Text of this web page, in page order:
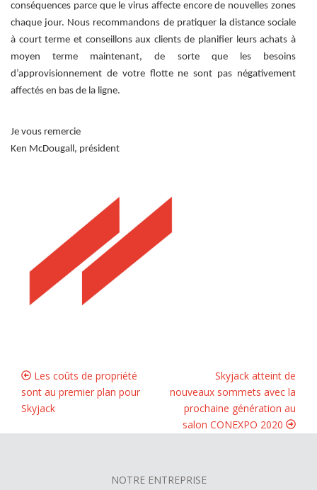
conséquences parce que le virus affecte encore de nouvelles zones
chaque jour. Nous recommandons de pratiquer la distance sociale
à court terme et conseillons aux clients de planifier leurs achats à
moyen terme maintenant, de sorte que les besoins
d’approvisionnement de votre flotte ne sont pas négativement
affectés en bas de la ligne.
Je vous remercie
Ken McDougall, président
Les coûts de propriété
sont au premier plan pour
Skyjack
Skyjack atteint de
nouveaux sommets avec la
prochaine génération au
salon CONEXPO 2020
NOTRE ENTREPRISE